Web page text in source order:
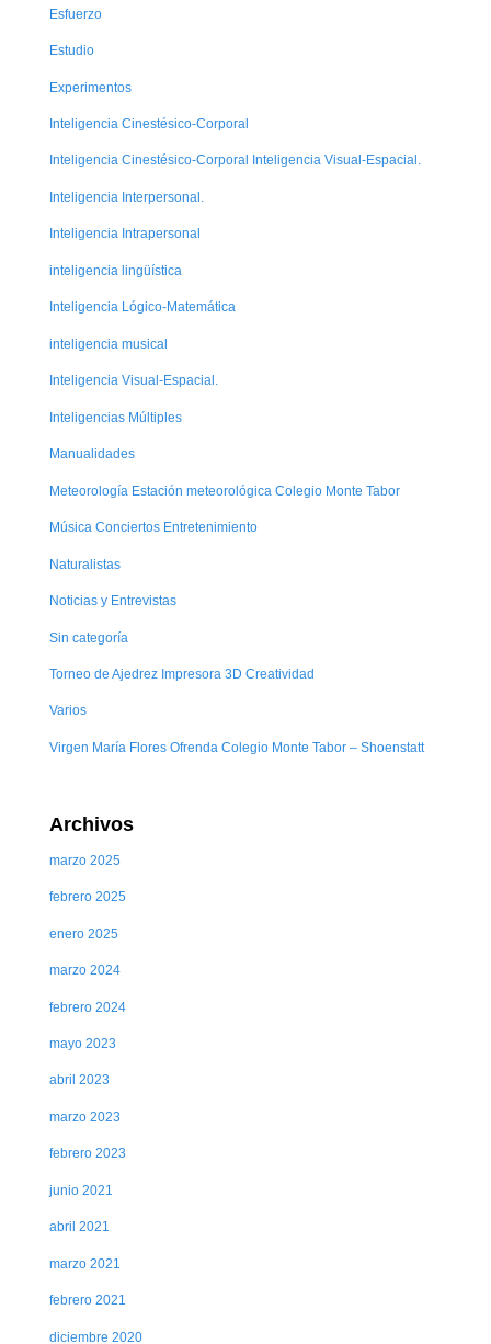
Esfuerzo
Estudio
Experimentos
Inteligencia Cinestésico-Corporal
Inteligencia Cinestésico-Corporal Inteligencia Visual-Espacial.
Inteligencia Interpersonal.
Inteligencia Intrapersonal
inteligencia lingüística
Inteligencia Lógico-Matemática
inteligencia musical
Inteligencia Visual-Espacial.
Inteligencias Múltiples
Manualidades
Meteorología Estación meteorológica Colegio Monte Tabor
Música Conciertos Entretenimiento
Naturalistas
Noticias y Entrevistas
Sin categoría
Torneo de Ajedrez Impresora 3D Creatividad
Varios
Virgen María Flores Ofrenda Colegio Monte Tabor – Shoenstatt
Archivos
marzo 2025
febrero 2025
enero 2025
marzo 2024
febrero 2024
mayo 2023
abril 2023
marzo 2023
febrero 2023
junio 2021
abril 2021
marzo 2021
febrero 2021
diciembre 2020